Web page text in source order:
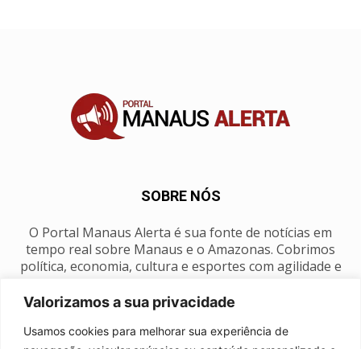
Valorizamos a sua privacidade
Usamos cookies para melhorar sua experiência de
SOBRE NÓS
O Portal Manaus Alerta é sua fonte de notícias em
tempo real sobre Manaus e o Amazonas. Cobrimos
política, economia, cultura e esportes com agilidade e